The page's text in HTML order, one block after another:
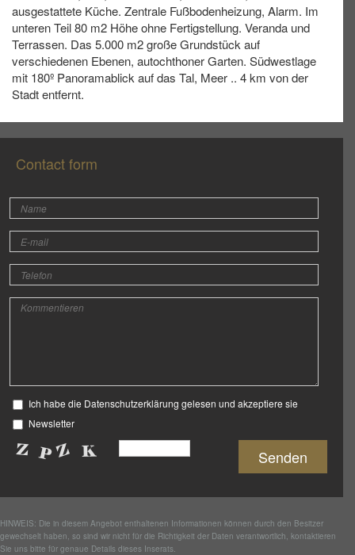
ausgestattete Küche. Zentrale Fußbodenheizung, Alarm. Im
unteren Teil 80 m2 Höhe ohne Fertigstellung. Veranda und
Terrassen. Das 5.000 m2 große Grundstück auf
verschiedenen Ebenen, autochthoner Garten. Südwestlage
mit 180º Panoramablick auf das Tal, Meer .. 4 km von der
Stadt entfernt.
Contact form
Ich habe die Datenschutzerklärung gelesen und akzeptiere sie
Newsletter
HINWEIS: Die in diesem Angebot enthaltenen Informationen können durch den Besitzer
gewechselt haben, so sind wir nicht für die Richtigkeit der Daten verantwortlich, kontaktieren
Sie uns bitte für genaue Details dieses Inserats.